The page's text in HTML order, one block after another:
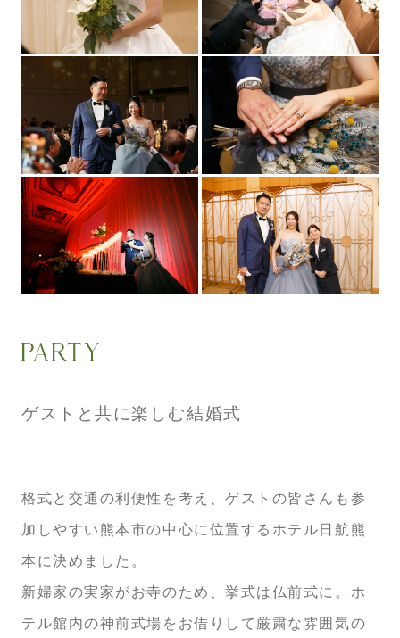
ゲストと共に楽しむ結婚式
格式と交通の利便性を考え、ゲストの皆さんも参
加しやすい熊本市の中心に位置するホテル日航熊
本に決めました。
新婦家の実家がお寺のため、挙式は仏前式に。ホ
テル館内の神前式場をお借りして厳粛な雰囲気の